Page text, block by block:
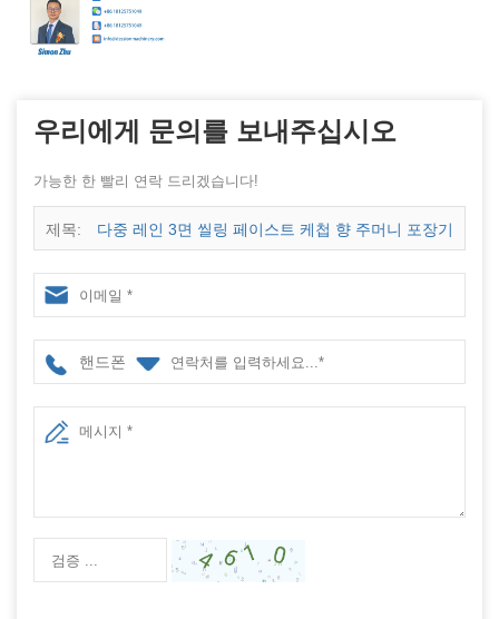
우리에게 문의를 보내주십시오
가능한 한 빨리 연락 드리겠습니다!
제목: 다중 레인 3면 씰링 페이스트 케첩 향 주머니 포장기
핸드폰